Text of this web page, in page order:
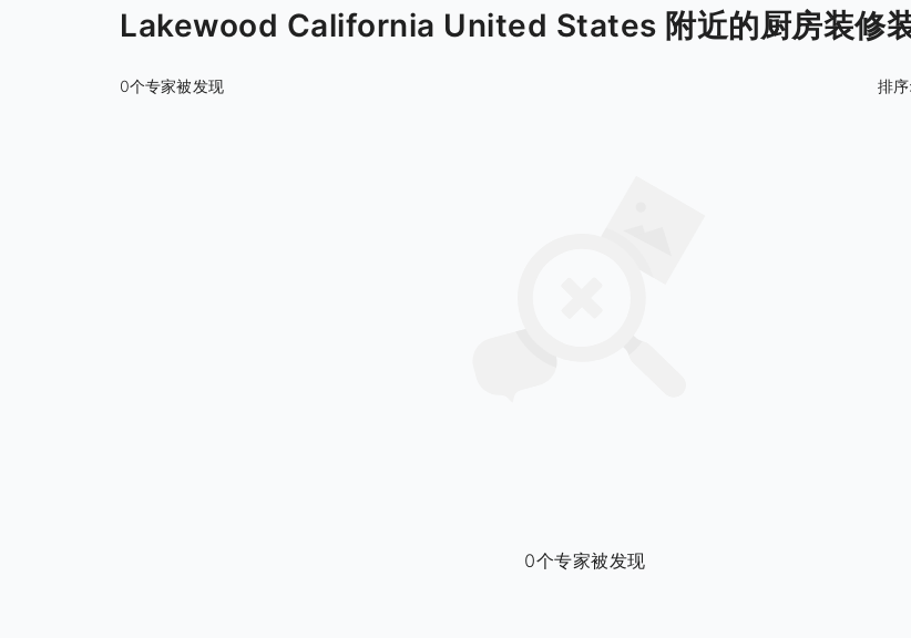
Lakewood California United States 附近的厨房装修
0个专家被发现 排序:
0个专家被发现